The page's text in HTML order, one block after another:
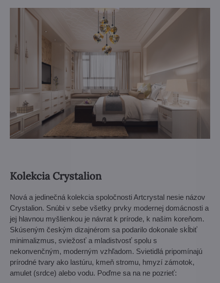
Kolekcia Crystalion
Nová a jedinečná kolekcia spoločnosti Artcrystal nesie názov
Crystalion. Snúbi v sebe všetky prvky modernej domácnosti a
jej hlavnou myšlienkou je návrat k prírode, k našim koreňom.
Skúseným českým dizajnérom sa podarilo dokonale skĺbiť
minimalizmus, sviežosť a mladistvosť spolu s
nekonvenčným, moderným vzhľadom. Svietidlá pripomínajú
prírodné tvary ako lastúru, kmeň stromu, hmyzí zámotok,
amulet (srdce) alebo vodu. Poďme sa na ne pozrieť: